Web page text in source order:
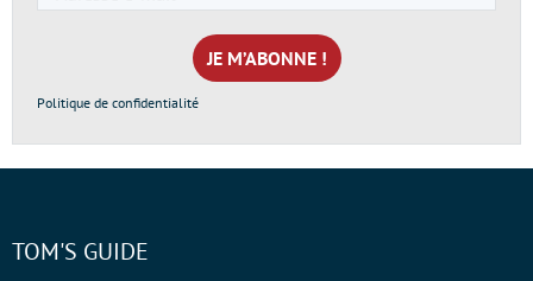
e-
mail
*
Politique de confidentialité
TOM'S GUIDE